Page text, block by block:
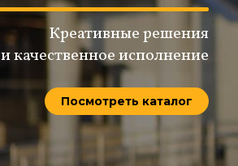
Креативные решения
и качественное исполнение
Посмотреть каталог